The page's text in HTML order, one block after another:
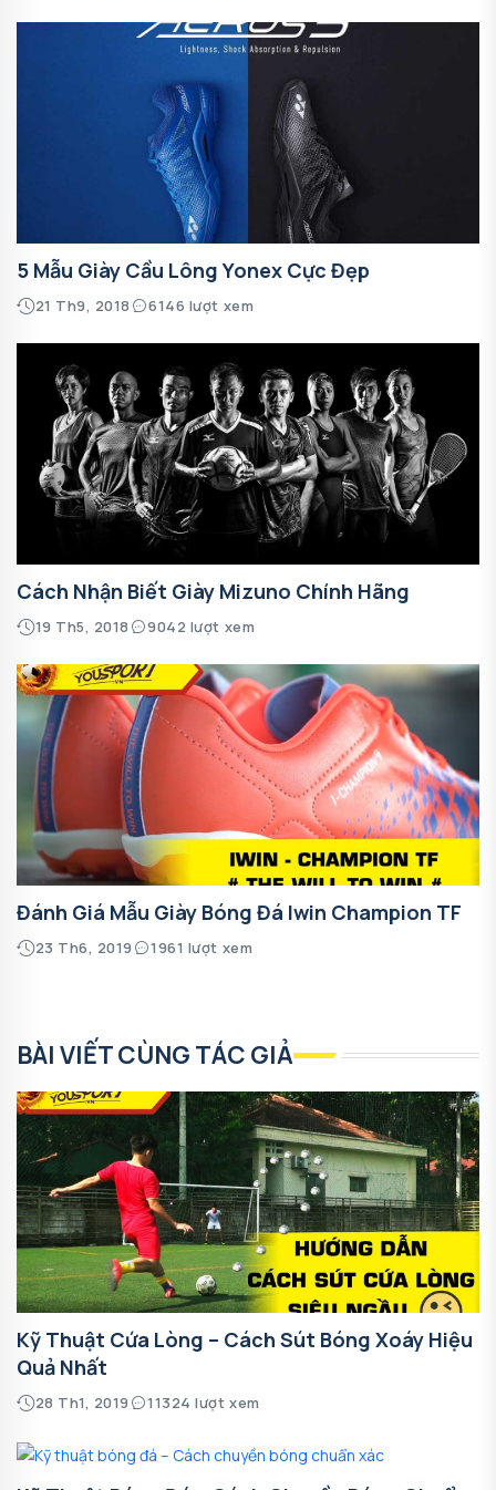
5 Mẫu Giày Cầu Lông Yonex Cực Đẹp
21 Th9, 2018 6146 lượt xem
Cách Nhận Biết Giày Mizuno Chính Hãng
19 Th5, 2018 9042 lượt xem
Đánh Giá Mẫu Giày Bóng Đá Iwin Champion TF
23 Th6, 2019 1961 lượt xem
BÀI VIẾT CÙNG TÁC GIẢ
Kỹ Thuật Cứa Lòng – Cách Sút Bóng Xoáy Hiệu
Quả Nhất
28 Th1, 2019 11324 lượt xem